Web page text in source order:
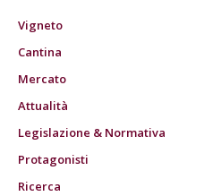
Vigneto
Cantina
Mercato
Attualità
Legislazione & Normativa
Protagonisti
Ricerca